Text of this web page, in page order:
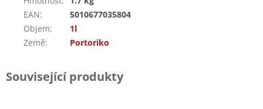
EAN:
5010677035804
Objem:
1l
Země: Portoriko
Související produkty